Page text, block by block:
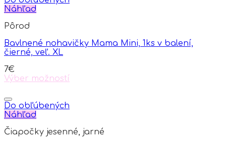
multiple
The
may
be
on
the
page
Náhľad
Pôrod
Bavlnené nohavičky Mama Mini, 1ks v balení,
čierné, veľ. XL
7€
Výber možností
product
has
multiple
The
Do obľúbených
Náhľad
Čiapočky jesenné, jarné